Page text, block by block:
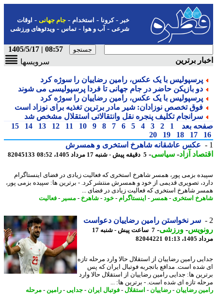
-کرونا-استخدام- جام جهانی-اوقات
شرعی-آب و هوا-تماس-ویدئوهای ورزشی
08:57 | 1405/5/17
برترین
سرویسها
پرسپولیس با یک عکس، رامین رضاییان را سوژه کرد
دو بازیکن حاضر در جام جهانی تا فردا پرسپولیسی می شوند
پرسپولیس با یک عکس، رامین رضاییان را سوژه کرد
فوق تخصص نوزادان: شیر مادر برترین تغذیه برای نوزاد است
سرانجام تکلیف پنجره نقل وانتقالاتی استقلال مشخص شد
بعد
1
2
3
4
5
6
7
8
9
10
11
12
13
14
15
17
18
19
20
عکس عاشقانه شاهرخ استخری و همسرش
آزاد - سیاسی-5 دقیقه پیش - شنبه 17 مرداد 1405، 08:52 82045133
بزمی پور، همسر شاهرخ استخری که فعالیت زیادی در فضای اینستاگرام
تصویری قدیمی از خود و همسرش منتشر کرد. - برترین ها: سپیده بزمی پور،
شاهرخ استخری که فعالیت زیادی در فضای ...
استخری- همسر-اینستاگرام- خود -شاهرخ-مسیر-فعالیت
سر نخواستن رامین رضاییان دعواست
-ورزشی-
7 ساعت پیش - شنبه 17
01:13
82044221
رامین رضاییان از استقلال حالا وارد مرحله تازه
است. مدافع باتجربه فوتبال ایران که پس
ها: جدایی رامین رضاییان از استقلال حالا وارد
تازه ای شده است. - برترین ها: ...
رضاییان-رضاییان-استقلال-فوتبال ایران - جدایی- رامین -مرحله